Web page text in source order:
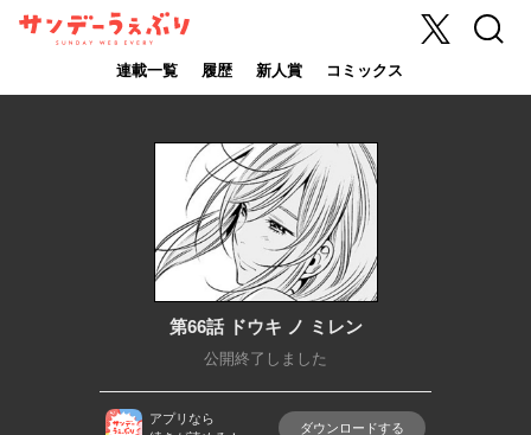
サンデーうぇ
連載一覧 履歴 新人賞 コミックス
X 検索
第66話 ドウキ ノ ミレン
公開終了しました
アプリなら
ダウンロードする